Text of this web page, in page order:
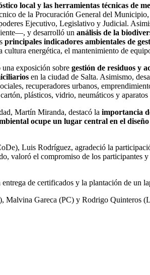
local y las herramientas técnicas de
de la Procuración General del
Ejecutivo, Legislativo y Judicial.
y desarrolló un análisis de la
principales indicadores ambientales de
energética, el mantenimiento de
exposición sobre gestión de residuos y
en la ciudad de Salta. Asimismo,
recuperadores urbanos,
plásticos, vidrio, neumáticos y aparatos
Martín Miranda, destacó la importancia
ocupe un lugar central en el
Luis Rodríguez, agradeció la
valoró el compromiso de los participantes
de certificados y la plantación de un
Gareca (PC) y Rodrigo Quinteros